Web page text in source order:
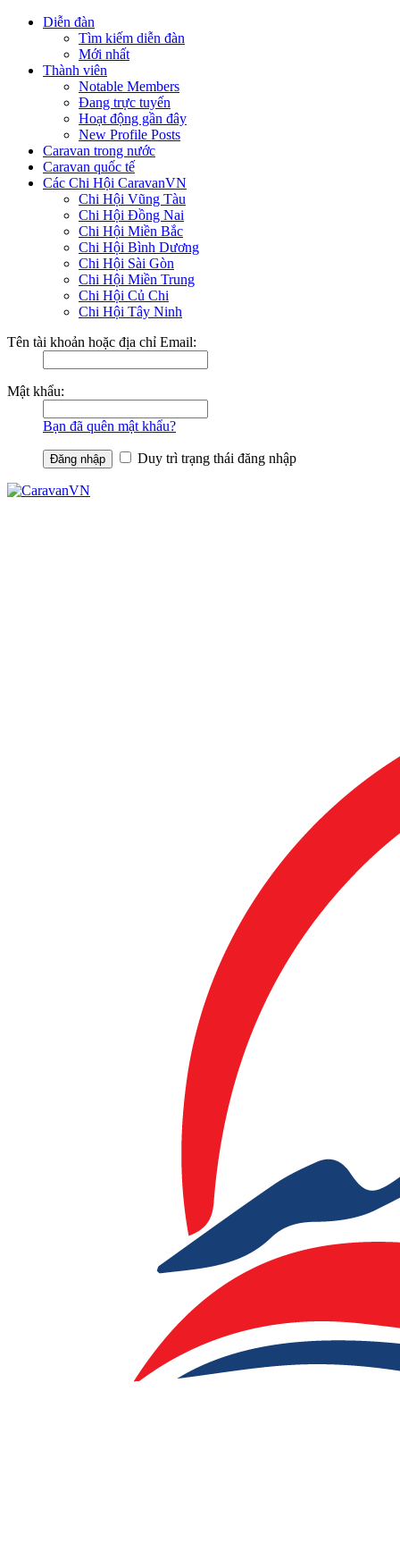
Diễn đàn
Tìm kiếm diễn đàn
Mới nhất
Thành viên
Notable Members
Đang trực tuyến
Hoạt động gần đây
New Profile Posts
Caravan trong nước
Caravan quốc tế
Các Chi Hội CaravanVN
Chi Hội Vũng Tàu
Chi Hội Đồng Nai
Chi Hội Miền Bắc
Chi Hội Bình Dương
Chi Hội Sài Gòn
Chi Hội Miền Trung
Chi Hội Củ Chi
Chi Hội Tây Ninh
Tên tài khoản hoặc địa chỉ Email:
Mật khẩu:
Bạn đã quên mật khẩu?
Duy trì trạng thái đăng nhập